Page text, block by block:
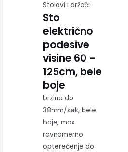
Stolovi i držači
Sto
električno
podesive
visine 60 –
125cm, bele
boje
brzina do
38mm/sek, bele
boje, max.
ravnomerno
opterećenje do